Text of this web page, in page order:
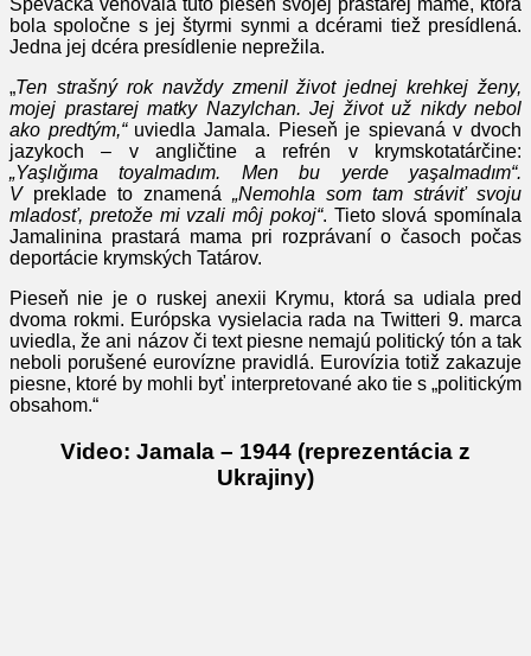
Speváčka venovala túto pieseň svojej prastarej mame, ktorá
bola spoločne s jej štyrmi synmi a dcérami tiež presídlená.
Jedna jej dcéra presídlenie neprežila.
„Ten strašný rok navždy zmenil život jednej krehkej ženy,
mojej prastarej matky Nazylchan. Jej život už nikdy nebol
ako predtým,“uviedla Jamala. Pieseň je spievaná v dvoch
jazykoch – v angličtine a refrén v krymskotatárčine:
„Yaşlığıma toyalmadım. Men bu yerde yaşalmadım“.
Vpreklade to znamená „Nemohla som tam stráviť svoju
mladosť, pretože mi vzali môj pokoj“. Tieto slová spomínala
Jamalinina prastará mama pri rozprávaní o časoch počas
deportácie krymských Tatárov.
Pieseň nie je o ruskej anexii Krymu, ktorá sa udiala pred
dvoma rokmi. Európska vysielacia rada na Twitteri 9. marca
uviedla, že ani názov či text piesne nemajú politický tón a tak
neboli porušené eurovízne pravidlá. Eurovízia totiž zakazuje
piesne, ktoré by mohli byť interpretované ako tie s „politickým
obsahom.“
Video: Jamala – 1944 (reprezentácia z
Ukrajiny)